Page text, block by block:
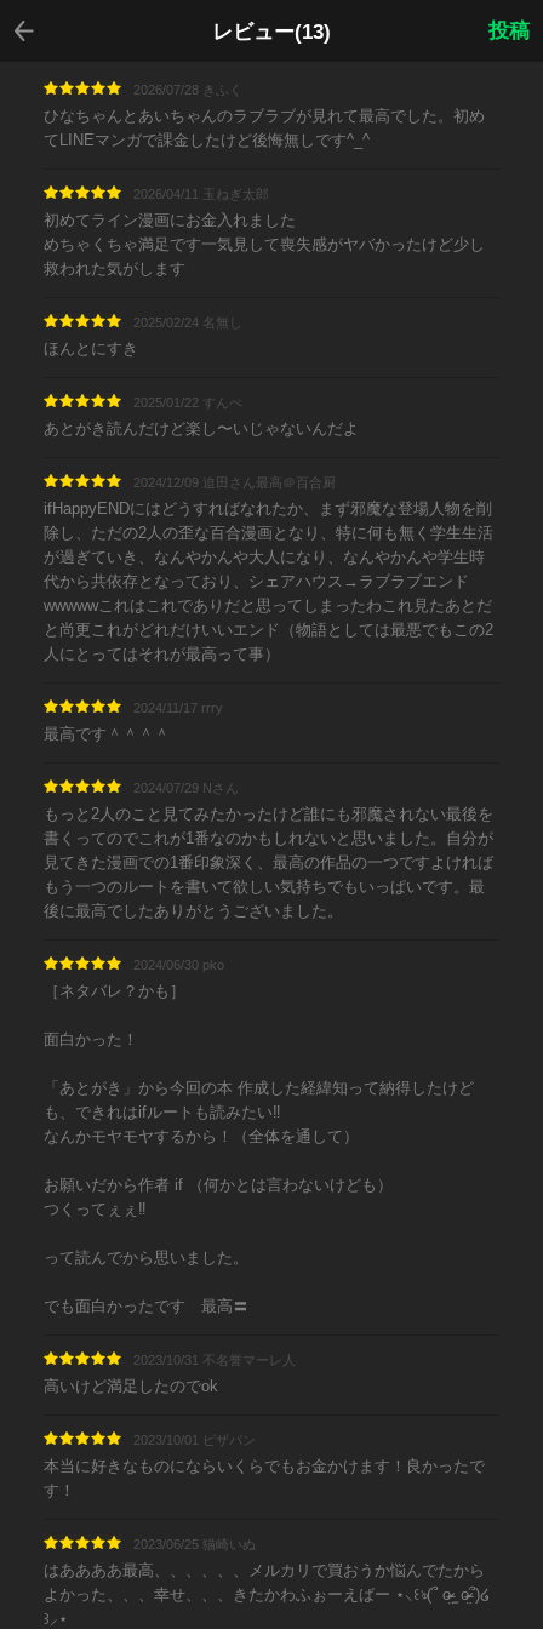
レビュー(13)
戻る
投稿
2026/07/28 きふく
ひなちゃんとあいちゃんのラブラブが見れて最高でした。初め
てLINEマンガで課金したけど後悔無しです^_^
2026/04/11 玉ねぎ太郎
初めてライン漫画にお金入れました
めちゃくちゃ満足です一気見して喪失感がヤバかったけど少し
救われた気がします
2025/02/24 名無し
ほんとにすき
2025/01/22 すんぺ
あとがき読んだけど楽し〜いじゃないんだよ
2024/12/09 迫田さん最高＠百合厨
ifHappyENDにはどうすればなれたか、まず邪魔な登場人物を削
除し、ただの2人の歪な百合漫画となり、特に何も無く学生生活
が過ぎていき、なんやかんや大人になり、なんやかんや学生時
代から共依存となっており、シェアハウス→ラブラブエンド
wwwwwこれはこれでありだと思ってしまったわこれ見たあとだ
と尚更これがどれだけいいエンド（物語としては最悪でもこの2
人にとってはそれが最高って事）
2024/11/17 rrry
最高です＾＾＾＾
2024/07/29 Nさん
もっと2人のこと見てみたかったけど誰にも邪魔されない最後を
書くってのでこれが1番なのかもしれないと思いました。自分が
見てきた漫画での1番印象深く、最高の作品の一つですよければ
もう一つのルートを書いて欲しい気持ちでもいっぱいです。最
後に最高でしたありがとうございました。
2024/06/30 pko
［ネタバレ？かも］
面白かった！
「あとがき」から今回の本 作成した経緯知って納得したけど
も、できれはifルートも読みたい‼︎
なんかモヤモヤするから！（全体を通して）
お願いだから作者 if （何かとは言わないけども）
つくってぇぇ‼︎
って読んでから思いました。
でも面白かったです 最高〓
2023/10/31 不名誉マーレ人
高いけど満足したのでok
2023/10/01 ピザパン
本当に好きなものにならいくらでもお金かけます！良かったで
す！
2023/06/25 猫崎いぬ
はああああ最高、、、、、、メルカリで買おうか悩んでたから
よかった、、、幸せ、、、きたかわふぉーえばー‪ ⋆⸜꒰ঌ(՞ o̴̶̷̤ ̫ o̴̶̷̤՞)໒
꒱⸝‍⋆